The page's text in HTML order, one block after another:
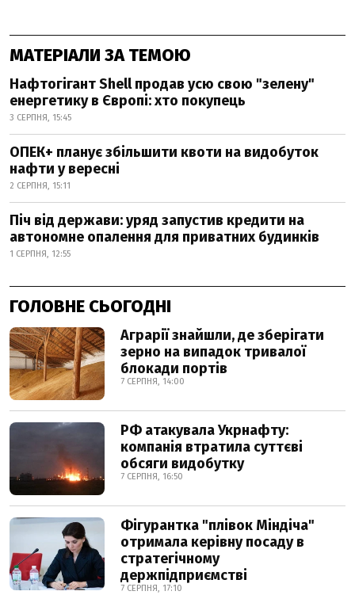
МАТЕРІАЛИ ЗА ТЕМОЮ
Нафтогігант Shell продав усю свою "зелену"
енергетику в Європі: хто покупець
3 СЕРПНЯ, 15:45
ОПЕК+ планує збільшити квоти на видобуток
нафти у вересні
2 СЕРПНЯ, 15:11
Піч від держави: уряд запустив кредити на
автономне опалення для приватних будинків
1 СЕРПНЯ, 12:55
ГОЛОВНЕ СЬОГОДНІ
Аграрії знайшли, де зберігати
зерно на випадок тривалої
блокади портів
7 СЕРПНЯ, 14:00
РФ атакувала Укрнафту:
компанія втратила суттєві
обсяги видобутку
7 СЕРПНЯ, 16:50
Фігурантка "плівок Міндіча"
отримала керівну посаду в
стратегічному
держпідприємстві
7 СЕРПНЯ, 17:10